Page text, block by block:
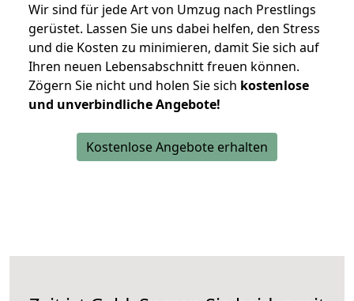
Wir sind für jede Art von Umzug nach Prestlings
gerüstet. Lassen Sie uns dabei helfen, den Stress
und die Kosten zu minimieren, damit Sie sich auf
Ihren neuen Lebensabschnitt freuen können.
Zögern Sie nicht und holen Sie sich kostenlose
und unverbindliche Angebote!
Kostenlose Angebote erhalten